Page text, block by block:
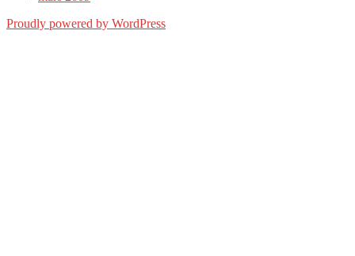
Proudly powered by WordPress